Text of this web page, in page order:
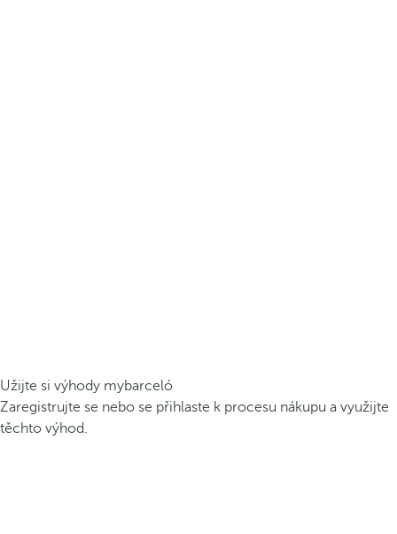
Užijte si výhody mybarceló
Zaregistrujte se nebo se přihlaste k procesu nákupu a využijte
těchto výhod.